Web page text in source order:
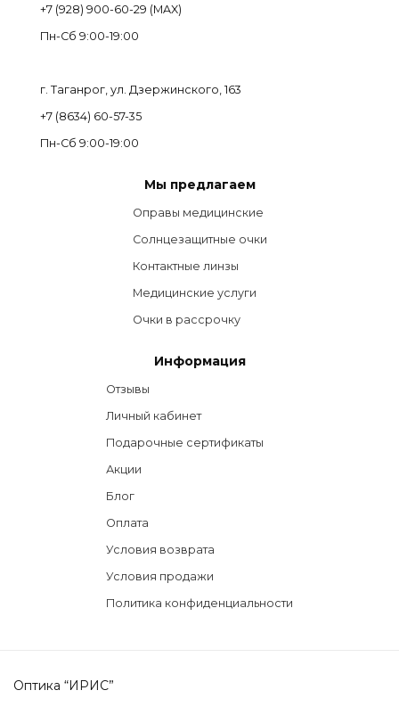
+7 (928) 900-60-29 (MAX)
Пн-Cб 9:00-19:00
г. Таганрог, ул. Дзержинского, 163
+7 (8634) 60-57-35
Пн-Сб 9:00-19:00
Мы предлагаем
Оправы медицинские
Солнцезащитные очки
Контактные линзы
Медицинские услуги
Очки в рассрочку
Информация
Отзывы
Личный кабинет
Подарочные сертификаты
Акции
Блог
Оплата
Условия возврата
Условия продажи
Политика конфиденциальности
Оптика “ИРИС”